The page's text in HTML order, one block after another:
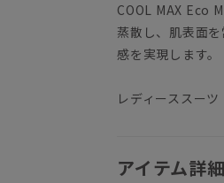
COOL MAX Eco
蒸散し、肌表面
感を実現します
レディースス
アイテム詳細